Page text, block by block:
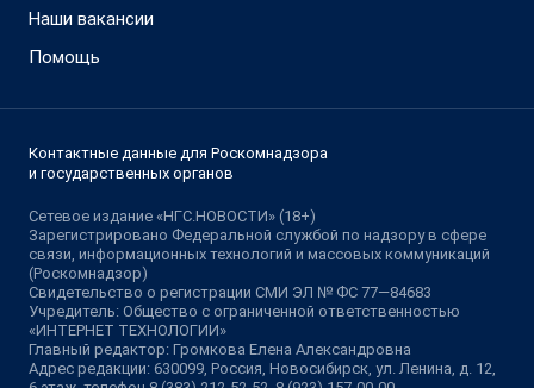
Наши вакансии
Помощь
Контактные данные для Роскомнадзора
и государственных органов
Сетевое издание «НГС.НОВОСТИ» (18+)
Зарегистрировано Федеральной службой по надзору в сфере
связи, информационных технологий и массовых коммуникаций
(Роскомнадзор)
Свидетельство о регистрации СМИ ЭЛ № ФС 77—84683
Учредитель: Общество с ограниченной ответственностью
«ИНТЕРНЕТ ТЕХНОЛОГИИ»
Главный редактор: Громкова Елена Александровна
Адрес редакции: 630099, Россия, Новосибирск, ул. Ленина, д. 12,